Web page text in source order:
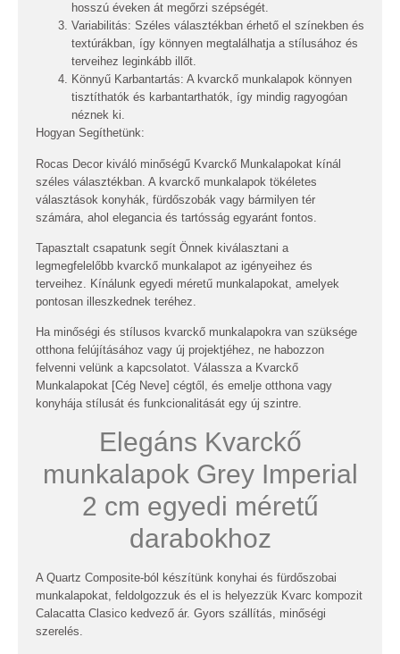
hosszú éveken át megőrzi szépségét.
Variabilitás: Széles választékban érhető el színekben és
textúrákban, így könnyen megtalálhatja a stílusához és
terveihez leginkább illőt.
Könnyű Karbantartás: A kvarckő munkalapok könnyen
tisztíthatók és karbantarthatók, így mindig ragyogóan
néznek ki.
Hogyan Segíthetünk:
Rocas Decor kiváló minőségű Kvarckő Munkalapokat kínál
széles választékban. A kvarckő munkalapok tökéletes
választások konyhák, fürdőszobák vagy bármilyen tér
számára, ahol elegancia és tartósság egyaránt fontos.
Tapasztalt csapatunk segít Önnek kiválasztani a
legmegfelelőbb kvarckő munkalapot az igényeihez és
terveihez. Kínálunk egyedi méretű munkalapokat, amelyek
pontosan illeszkednek teréhez.
Ha minőségi és stílusos kvarckő munkalapokra van szüksége
otthona felújításához vagy új projektjéhez, ne habozzon
felvenni velünk a kapcsolatot. Válassza a Kvarckő
Munkalapokat [Cég Neve] cégtől, és emelje otthona vagy
konyhája stílusát és funkcionalitását egy új szintre.
Elegáns Kvarckő
munkalapok Grey Imperial
2 cm egyedi méretű
darabokhoz
A Quartz Composite-ból készítünk konyhai és fürdőszobai
munkalapokat, feldolgozzuk és el is helyezzük Kvarc kompozit
Calacatta Clasico kedvező ár. Gyors szállítás, minőségi
szerelés.